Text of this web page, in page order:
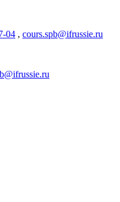
04 , cours.spb@ifrussie.ru